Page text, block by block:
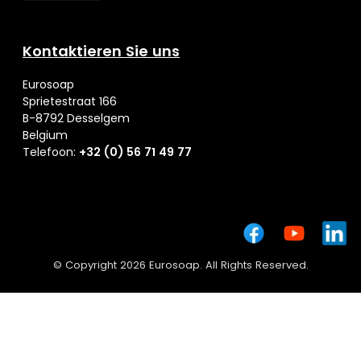
Kontaktieren Sie uns
Eurosoap
Sprietestraat 166
B-8792 Desselgem
Belgium
Telefoon: +32 (0) 56 71 49 77
© Copyright 2026 Eurosoap. All Rights Reserved.